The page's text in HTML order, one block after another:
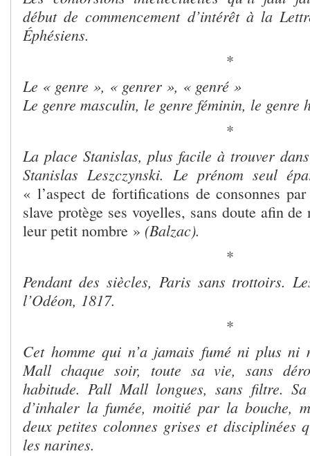
début de commencement d’intérêt à la
Éphésiens.
*
Le « genre », « genrer », « genré »
Le genre masculin, le genre féminin, le genre
*
La place Stanislas, plus facile à trouver
Stanislas Leszczynski. Le prénom seul
« l’aspect de fortifications de consonnes
slave protège ses voyelles, sans doute afin
leur petit nombre » (Balzac).
*
Pendant des siècles, Paris sans trottoirs.
l’Odéon, 1817.
*
Cet homme qui n’a jamais fumé ni plus ni
Mall chaque soir, toute sa vie, sans
habitude. Pall Mall longues, sans filtre.
d’inhaler la fumée, moitié par la bouche,
deux petites colonnes grises et disciplinées
les narines.